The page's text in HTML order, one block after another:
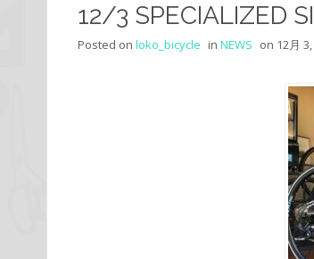
12/3 SPECIALIZED
Posted on loko_bicycle in NEWS on 12月